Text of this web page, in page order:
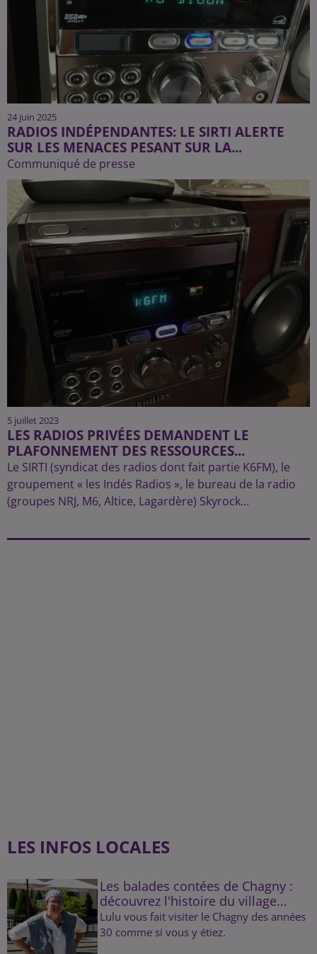
24 juin 2025
RADIOS INDÉPENDANTES: LE SIRTI ALERTE
SUR LES MENACES PESANT SUR LA...
Communiqué de presse
5 juillet 2023
LES RADIOS PRIVÉES DEMANDENT LE
PLAFONNEMENT DES RESSOURCES...
Le SIRTI (syndicat des radios dont fait partie K6FM), le
groupement « les Indés Radios », le bureau de la radio
(groupes NRJ, M6, Altice, Lagardère) Skyrock...
LES INFOS LOCALES
Les balades contées de Chagny :
découvrez l'histoire du village...
Lulu vous fait visiter le Chagny des années
30 comme si vous y étiez.